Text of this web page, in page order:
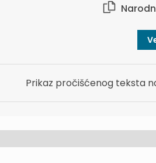
Prikaz pročišćenog teksta